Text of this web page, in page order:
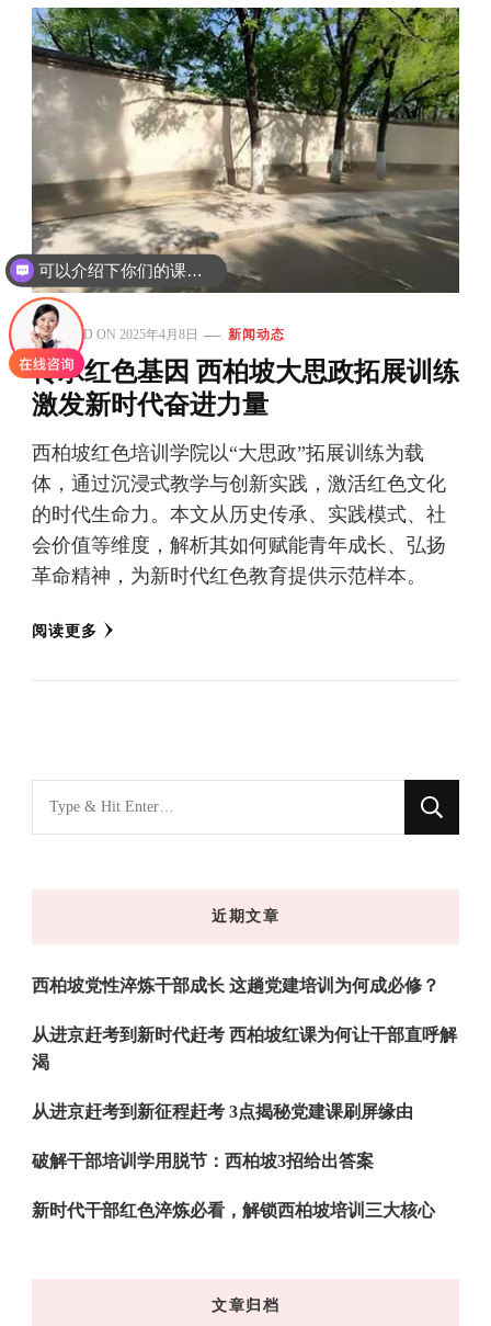
UPDATED ON 2025年4月8日 新闻动态
传承红色基因 西柏坡大思政拓展训练
激发新时代奋进力量
西柏坡红色培训学院以“大思政”拓展训练为载
体，通过沉浸式教学与创新实践，激活红色文化
的时代生命力。本文从历史传承、实践模式、社
会价值等维度，解析其如何赋能青年成长、弘扬
革命精神，为新时代红色教育提供示范样本。
阅读更多
找
什
近期文章
西柏坡党性淬炼干部成长 这趟党建培训为何成必修？
从进京赶考到新时代赶考 西柏坡红课为何让干部直呼解
渴
从进京赶考到新征程赶考 3点揭秘党建课刷屏缘由
破解干部培训学用脱节：西柏坡3招给出答案
新时代干部红色淬炼必看，解锁西柏坡培训三大核心
文章归档
可以介绍下你们的课程吗？
你们是怎么收费的呢